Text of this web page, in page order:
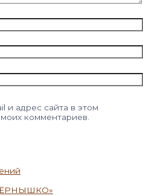
и адрес сайта в этом
комментариев.